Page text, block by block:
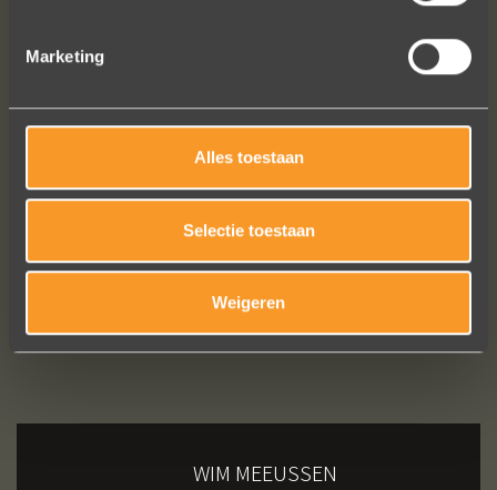
Marketing
Alles toestaan
Selectie toestaan
Weigeren
Bekijk al onze reviews
WIM MEEUSSEN